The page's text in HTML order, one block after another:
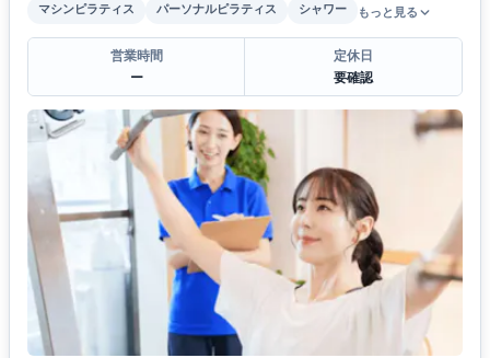
マシンピラティス
パーソナルピラティス シャワー もっと見る
営業時間
ー
定休日
要確認